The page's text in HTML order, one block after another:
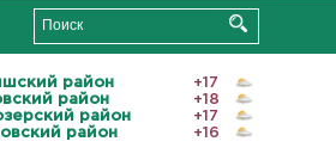
район
+17
район
+18
район
+17
район
+16